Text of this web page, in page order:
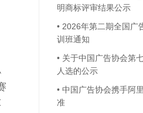
明商标评审结果公示
• 2026年第二期全国广
训班通知
• 关于中国广告协会第
人选的公示
• 中国广告协会携手阿
准